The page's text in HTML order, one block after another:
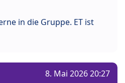
in die Gruppe. ET ist
8. Mai 2026 20:27